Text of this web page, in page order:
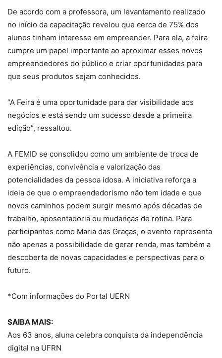
De acordo com a professora, um levantamento realizado
no início da capacitação revelou que cerca de 75% dos
alunos tinham interesse em empreender. Para ela, a feira
cumpre um papel importante ao aproximar esses novos
empreendedores do público e criar oportunidades para
que seus produtos sejam conhecidos.
“A Feira é uma oportunidade para dar visibilidade aos
negócios e está sendo um sucesso desde a primeira
edição”, ressaltou.
A FEMID se consolidou como um ambiente de troca de
experiências, convivência e valorização das
potencialidades da pessoa idosa. A iniciativa reforça a
ideia de que o empreendedorismo não tem idade e que
novos caminhos podem surgir mesmo após décadas de
trabalho, aposentadoria ou mudanças de rotina. Para
participantes como Maria das Graças, o evento representa
não apenas a possibilidade de gerar renda, mas também a
descoberta de novas capacidades e perspectivas para o
futuro.
*Com informações do Portal UERN
SAIBA MAIS:
Aos 63 anos, aluna celebra conquista da independência
digital na UFRN